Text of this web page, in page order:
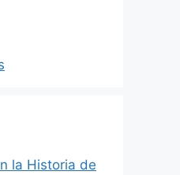
la Historia de